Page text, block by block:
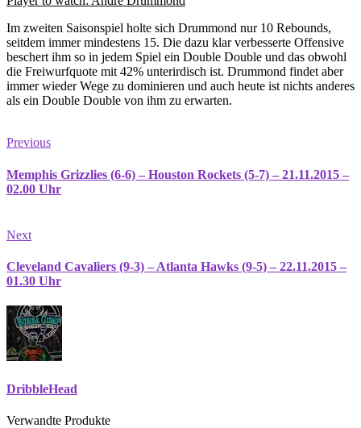
Im zweiten Saisonspiel holte sich Drummond nur 10 Rebounds,
seitdem immer mindestens 15. Die dazu klar verbesserte Offensive
beschert ihm so in jedem Spiel ein Double Double und das obwohl
die Freiwurfquote mit 42% unterirdisch ist. Drummond findet aber
immer wieder Wege zu dominieren und auch heute ist nichts anderes
als ein Double Double von ihm zu erwarten.
Previous
Memphis Grizzlies (6-6) – Houston Rockets (5-7) – 21.11.2015 –
02.00 Uhr
Next
Cleveland Cavaliers (9-3) – Atlanta Hawks (9-5) – 22.11.2015 –
01.30 Uhr
DribbleHead
Verwandte Produkte